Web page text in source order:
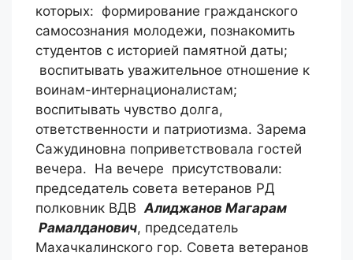
которых: формирование гражданского
самосознания молодежи, познакомить
студентов с историей памятной даты;
воспитывать уважительное отношение к
воинам-интернационалистам;
воспитывать чувство долга,
ответственности и патриотизма. Зарема
Сажудиновна поприветствовала гостей
вечера. На вечере присутствовали:
председатель совета ветеранов РД
полковник ВДВ Алиджанов Магарам
Рамалданович, председатель
Махачкалинского гор. Совета ветеранов